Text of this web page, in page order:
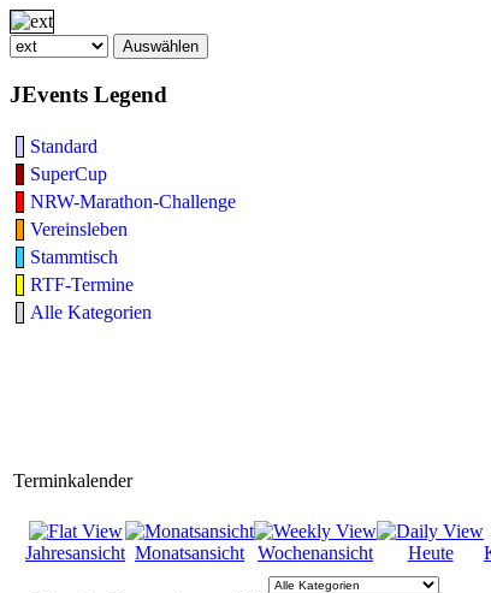
JEvents Legend
Standard
SuperCup
NRW-Marathon-Challenge
Vereinsleben
Stammtisch
RTF-Termine
Alle Kategorien
Terminkalender
Jahresansicht Monatsansicht Wochenansicht Heute